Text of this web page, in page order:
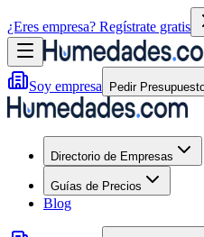
¿Eres empresa? Regístrate gratis
Soy empresa Pedir
Directorio de Empresas
Guías de Precios
Blog